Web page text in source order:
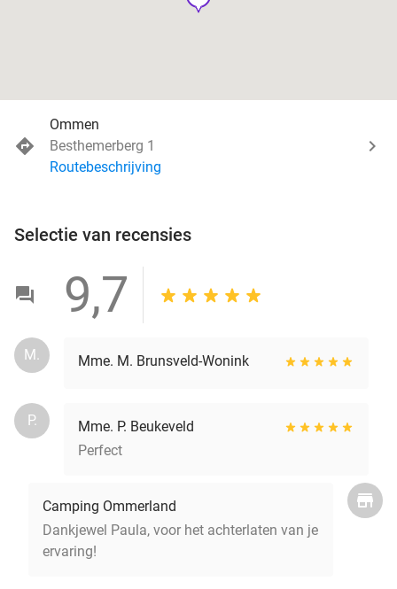
Ommen
Besthemerberg 1
Routebeschrijving
Selectie van recensies
9,7
M. Mme. M. Brunsveld-Wonink
P.
Mme. P. Beukeveld
Perfect
Camping Ommerland
Dankjewel Paula, voor het achterlaten van je
ervaring!